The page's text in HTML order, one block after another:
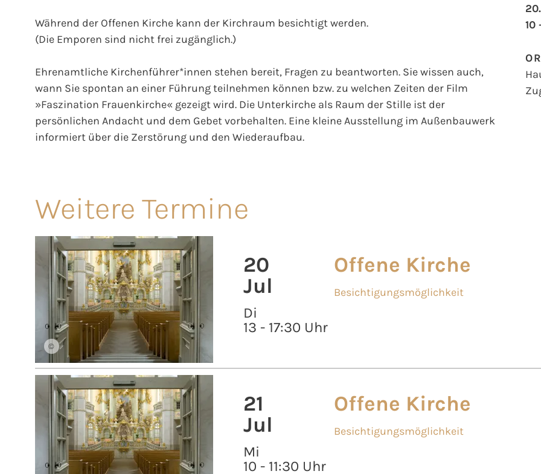
Während der Offenen Kirche kann der Kirchraum besichtigt werden.
(Die Emporen sind nicht frei zugänglich.)
Ehrenamtliche Kirchenführer*innen stehen bereit, Fragen zu beantworten. Sie wissen auch,
wann Sie spontan an einer Führung teilnehmen können bzw. zu welchen Zeiten der Film
»Faszination Frauenkirche« gezeigt wird. Die Unterkirche als Raum der Stille ist der
persönlichen Andacht und dem Gebet vorbehalten. Eine kleine Ausstellung im Außenbauwerk
informiert über die Zerstörung und den Wiederaufbau.
10
Weitere Termine
©
20
Jul
Di
13 - 17:30 Uhr
Offene Kirche
Besichtigungsmöglichkeit
21
Jul
Mi
10 - 11:30 Uhr
Offene Kirche
Besichtigungsmöglichkeit